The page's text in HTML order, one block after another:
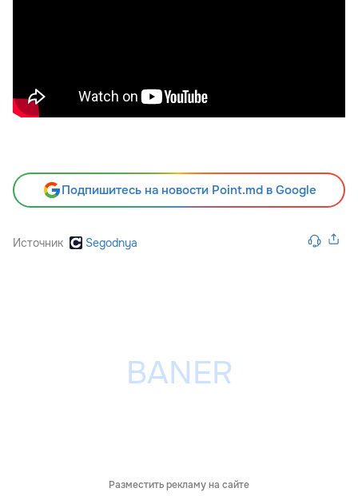
Подпишитесь на новости Point.md в Google
Источник Segodnya
Разместить рекламу на сайте